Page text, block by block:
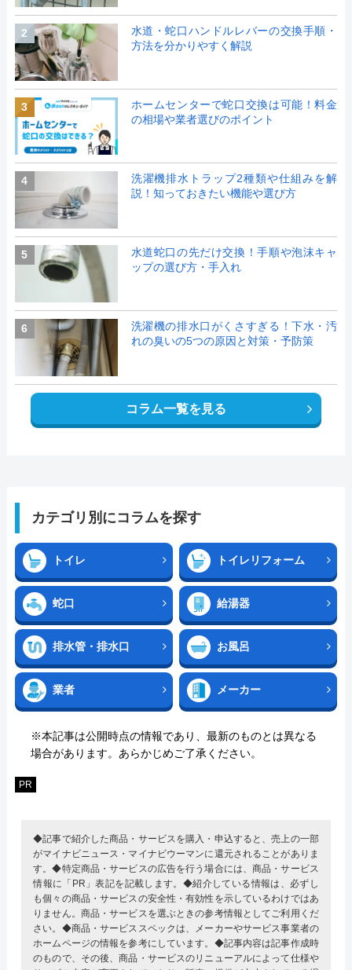
2
水道・蛇口ハンドルレバーの交換手順・
方法を分かりやすく解説
3
ホームセンターで蛇口交換は可能！料金
の相場や業者選びのポイント
4
洗濯機排水トラップ2種類や仕組みを解
説！知っておきたい機能や選び方
5
水道蛇口の先だけ交換！手順や泡沫キャ
ップの選び方・手入れ
6
洗濯機の排水口がくさすぎる！下水・汚
れの臭いの5つの原因と対策・予防策
コラム一覧を見る
カテゴリ別にコラムを探す
トイレ トイレリフォーム
蛇口 給湯器
排水管・排水口 お風呂
業者 メーカー
※本記事は公開時点の情報であり、最新のものとは異なる
場合があります。あらかじめご了承ください。
PR
◆記事で紹介した商品・サービスを購入・申込すると、売上の一部
がマイナビニュース・マイナビウーマンに還元されることがありま
す。◆特定商品・サービスの広告を行う場合には、商品・サービス
情報に「PR」表記を記載します。◆紹介している情報は、必ずし
も個々の商品・サービスの安全性・有効性を示しているわけではあ
りません。商品・サービスを選ぶときの参考情報としてご利用くだ
さい。◆商品・サービススペックは、メーカーやサービス事業者の
ホームページの情報を参考にしています。◆記事内容は記事作成時
のもので、その後、商品・サービスのリニューアルによって仕様や